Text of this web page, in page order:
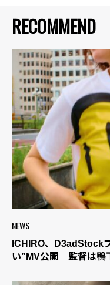
RECOMMEND
NEWS
ICHIRO、D3adStock
い”MV公開 監督は鴨